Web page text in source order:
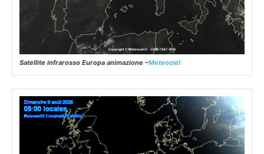
Satellite infrarosso Europa animazione –Meteociel